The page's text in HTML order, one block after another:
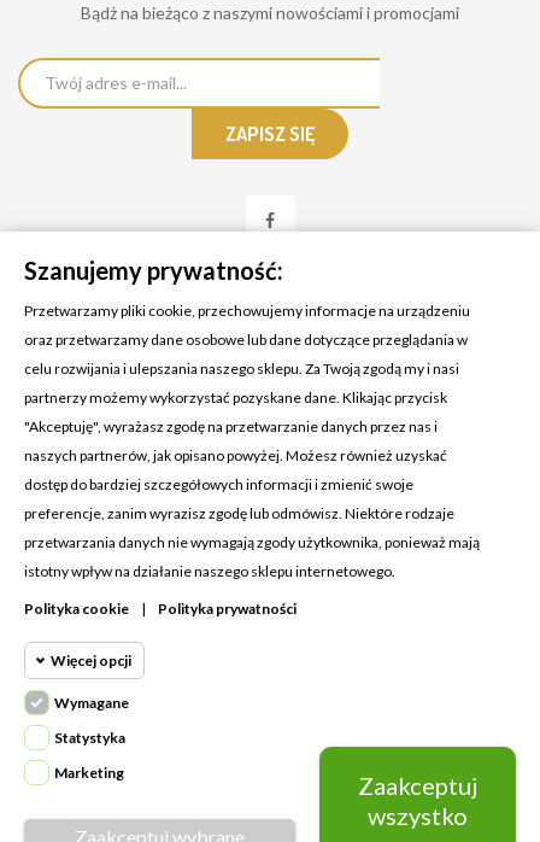
Bądż na bieżąco z naszymi nowościami i promocjami
KONTAKT Z NAMI
Adres:
Cosmetic4car
Budzisz 73A
39-200 Dębica
Dominik:
Klaudia: +48 730634730
MOJE KONTO
PRODUKTY
NASZA FIRMA
Szanujemy prywatność:
Przetwarzamy pliki cookie, przechowujemy informacje na urządzeniu
oraz przetwarzamy dane osobowe lub dane dotyczące przeglądania w
celu rozwijania i ulepszania naszego sklepu. Za Twoją zgodą my i nasi
partnerzy możemy wykorzystać pozyskane dane. Klikając przycisk
"Akceptuję", wyrażasz zgodę na przetwarzanie danych przez nas i
naszych partnerów, jak opisano powyżej. Możesz również uzyskać
dostęp do bardziej szczegółowych informacji i zmienić swoje
preferencje, zanim wyrazisz zgodę lub odmówisz. Niektóre rodzaje
przetwarzania danych nie wymagają zgody użytkownika, ponieważ mają
istotny wpływ na działanie naszego sklepu internetowego.
Polityka cookie | Polityka prywatności
Więcej opcji
Wymagane
Wymagane pliki cookie oraz cookie
HttpOnly. Pliki cookie wymagane do
przeglądania witryny i korzystania z jej
Cookie
Wymagane
Statystyka
Marketing
Zaakceptuj wybrane
Zaakceptuj
wszystko